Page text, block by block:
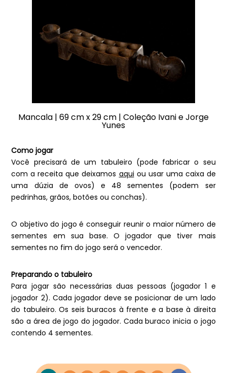
Mancala | 69 cm x 29 cm | Coleção Ivani e Jorge
Yunes
Como jogar
Você precisará de um tabuleiro (pode fabricar o seu
com a receita que deixamos aqui ou usar uma caixa de
uma dúzia de ovos) e 48 sementes (podem ser
pedrinhas, grãos, botões ou conchas).
O objetivo do jogo é conseguir reunir o maior número de
sementes em sua base. O jogador que tiver mais
sementes no fim do jogo será o vencedor.
Preparando o tabuleiro
Para jogar são necessárias duas pessoas (jogador 1 e
jogador 2). Cada jogador deve se posicionar de um lado
do tabuleiro. Os seis buracos à frente e a base à direita
são a área de jogo do jogador. Cada buraco inicia o jogo
contendo 4 sementes.